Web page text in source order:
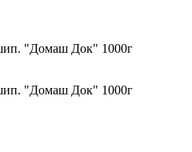
"Домаш Док" 1000г
"Домаш Док" 1000г